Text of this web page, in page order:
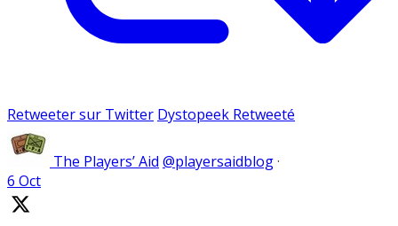
Retweeter sur Twitter Dystopeek Retweeté
The Players’ Aid @playersaidblog·
6 Oct